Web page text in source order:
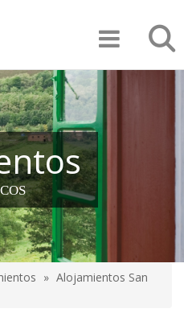
Alojamientos San